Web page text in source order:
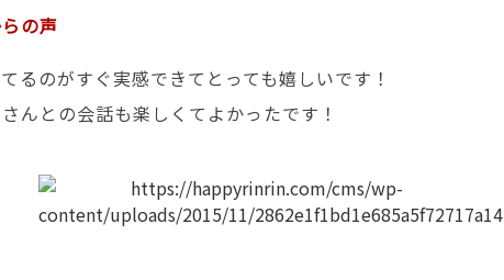
の声
るのがすぐ実感できてとっても嬉しいです！
んとの会話も楽しくてよかったです！